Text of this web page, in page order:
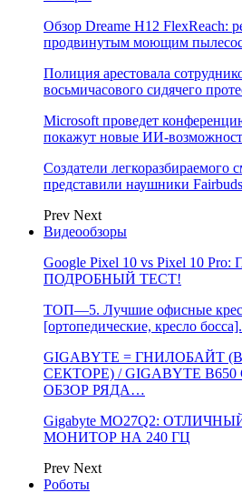
Обзор Dreame H12 FlexReach:
продвинутым моющим
Полиция арестовала
восьмичасового сидячего
Microsoft проведет
покажут новые ИИ-
Создатели легкоразбираемого
представили наушники
Prev Next
Видеообзоры
Google Pixel 10 vs Pixel 10
ПОДРОБНЫЙ ТЕСТ!
ТОП—5. Лучшие офисные
[ортопедические, кресло
GIGABYTE = ГНИЛОБАЙТ
СЕКТОРЕ) / GIGABYTE B650
ОБЗОР РЯДА…
Gigabyte MO27Q2:
МОНИТОР НА 240 ГЦ
Prev Next
Роботы